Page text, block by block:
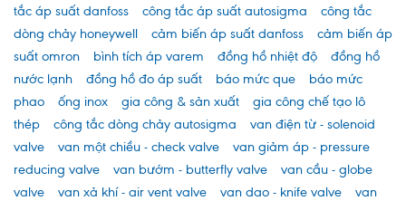
tắc áp suất danfoss
công tắc áp suất autosigma
công tắc
dòng chảy honeywell
cảm biến áp suất danfoss
cảm biến áp
suất omron
bình tích áp varem đồng hồ nhiệt độ
đồng hồ
nước lạnh
đồng hồ đo áp suất báo mức que
báo mức
phao
ống inox gia công & sản xuất
gia công chế tạo lô
thép
công tắc dòng chảy autosigma
van điện từ - solenoid
valve
van một chiều - check valve
van giảm áp - pressure
reducing valve
van bướm - butterfly valve
van cầu - globe
valve
van xả khí - air vent valve van dao - knife valve
van